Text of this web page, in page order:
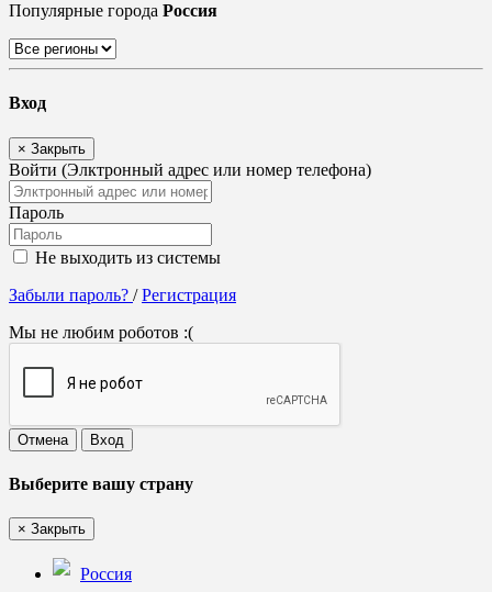
Популярные города Россия
Вход
× Закрыть
Войти (Элктронный адрес или номер телефона)
Пароль
Не выходить из системы
Забыли пароль? /Регистрация
Мы не любим роботов :(
Отмена Вход
Выберите вашу страну
× Закрыть
Россия